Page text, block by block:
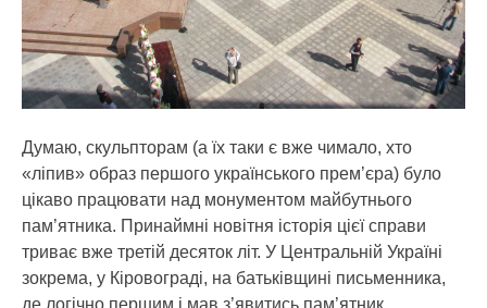
Думаю, скульпторам (а їх таки є вже чимало, хто
«ліпив» образ першого українського прем’єра) було
цікаво працювати над монументом майбутнього
пам’ятника. Принаймні новітня історія цієї справи
триває вже третій десяток літ. У Центральній Україні
зокрема, у Кіровограді, на батьківщині письменника,
де логічно першим і мав з’явитись пам’ятник